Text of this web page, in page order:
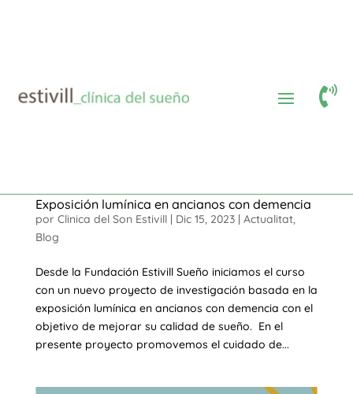

Exposición lumínica en ancianos con demencia
por Clinica del Son Estivill| Dic 15, 2023| Actualitat,
Blog
Desde la Fundación Estivill Sueño iniciamos el curso
con un nuevo proyecto de investigación basada en la
exposición lumínica en ancianos con demencia con el
objetivo de mejorar su calidad de sueño. En el
presente proyecto promovemos el cuidado de...